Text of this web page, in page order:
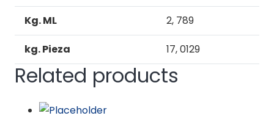
Kg. ML 2, 789
kg. Pieza 17, 0129
Related products